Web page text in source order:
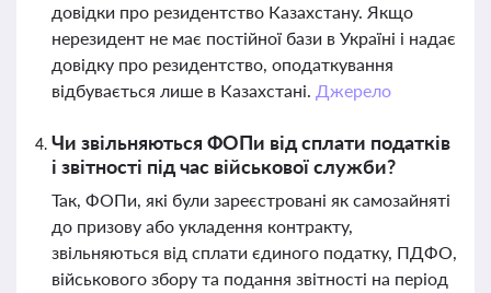
довідки про резидентство Казахстану. Якщо
нерезидент не має постійної бази в Україні і надає
довідку про резидентство, оподаткування
відбувається лише в Казахстані. Джерело
Чи звільняються ФОПи від сплати податків
і звітності під час військової служби?
Так, ФОПи, які були зареєстровані як самозайняті
до призову або укладення контракту,
звільняються від сплати єдиного податку, ПДФО,
військового збору та подання звітності на період